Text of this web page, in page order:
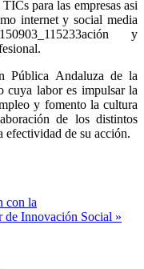
para las empresas asi
internet y social media
ación y
Pública Andaluza de la
cuya labor es impulsar la
y fomento la cultura
de los distintos
efectividad de su acción.
con la
Innovación Social »